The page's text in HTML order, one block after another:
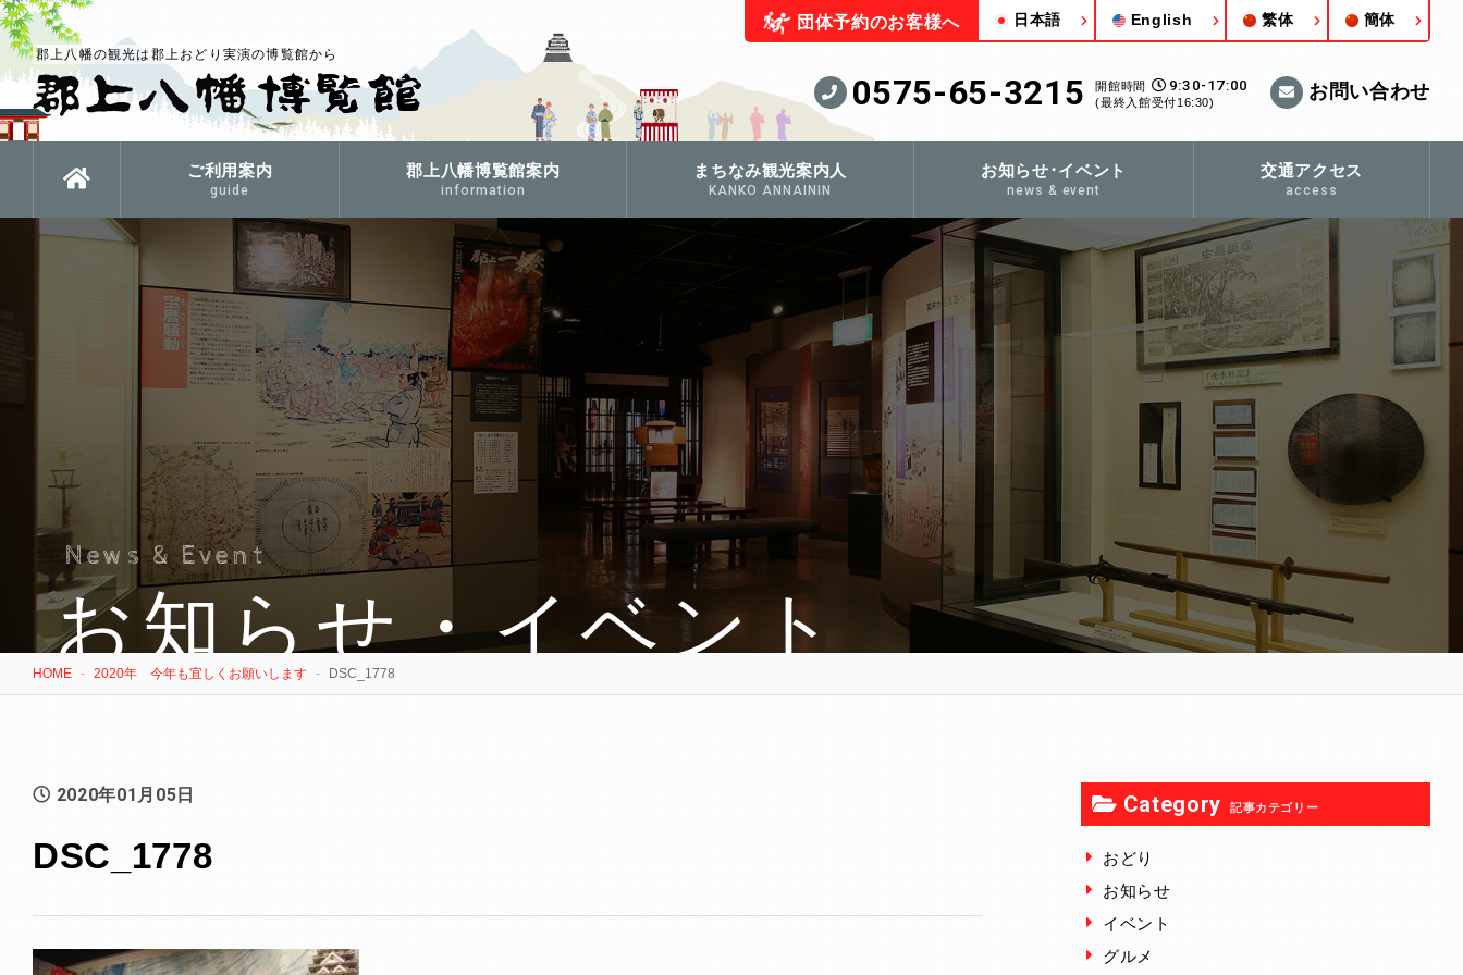
郡上八幡の観光は郡上おどり実演の博覧館から
団体予約のお客様へ 日本語 English 繁体 簡体
0575-65-3215 開館時間 9:30-17:00
(最終入館受付16:30) お問い合わせ
ご利用案内
guide
郡上八幡博覧館案内
information
まちなみ観光案内人
KANKO ANNAININ
お知らせ･イベント
news & event
交通アクセス
access
News & Event
お知らせ・イベント
HOME 2020年 今年も宜しくお願いします DSC_1778
2020年01月05日
DSC_1778
Category 記事カテゴリー
おどり
お知らせ
イベント
グルメ